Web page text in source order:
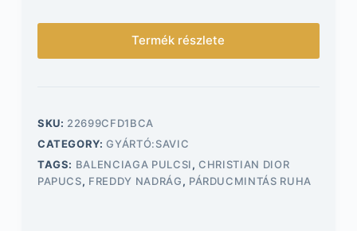
Termék részlete
SKU: 22699CFD1BCA
CATEGORY:GYÁRTÓ:SAVIC
TAGS: BALENCIAGA PULCSI,CHRISTIAN DIOR
PAPUCS, FREDDY NADRÁG, PÁRDUCMINTÁS RUHA